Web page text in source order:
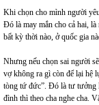
Khi chọn cho mình người
Đó là may mắn cho cả hai,
bất kỳ thời nào, ở quốc gia
Nhưng nếu chọn sai người
vợ không ra gì còn để lại hệ
tòng tứ đức”. Đó là tư tưởng
đình thì theo cha nghe cha.